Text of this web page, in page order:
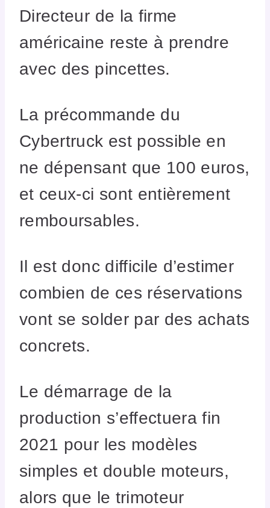
Directeur de la firme
américaine reste à prendre
avec des pincettes.
La précommande du
Cybertruck est possible en
ne dépensant que 100 euros,
et ceux-ci sont entièrement
remboursables.
Il est donc difficile d’estimer
combien de ces réservations
vont se solder par des achats
concrets.
Le démarrage de la
production s’effectuera fin
2021 pour les modèles
simples et double moteurs,
alors que le trimoteur